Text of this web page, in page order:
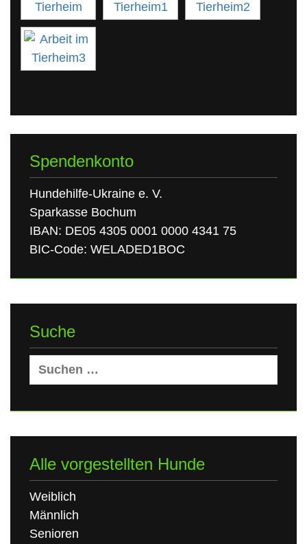
Spendenkonto
Hundehilfe-Ukraine e. V.
Sparkasse Bochum
IBAN: DE05 4305 0001 0000 4341 75
BIC-Code: WELADED1BOC
Suche
Suchen
nach:
Alle vorgestellten Hunde
Weiblich
Männlich
Senioren